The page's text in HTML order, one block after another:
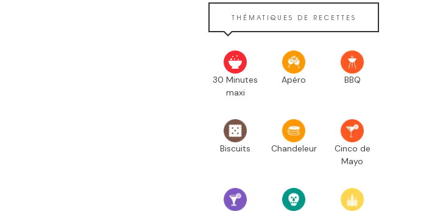
THÉMATIQUES DE RECETTES
30 Minutes
maxi
Apéro BBQ
Biscuits Chandeleur
Cinco de
Mayo